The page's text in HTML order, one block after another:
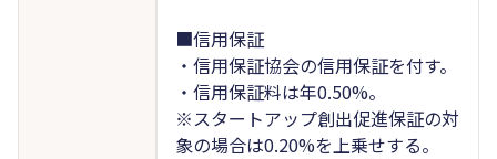
■信用保証
・信用保証協会の信用保証を付す。
・信用保証料は年0.50%。
※スタートアップ創出促進保証の対
象の場合は0.20%を上乗せする。